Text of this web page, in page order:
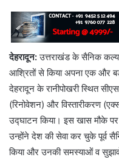
देहरादून:उत्तराखंड के सैनिक
आश्रितों से किया अपना एक और
देहरादून के रानीपोखरी स्थित
(रिनोवेशन) और विस्तारीकरण
उद्घाटन किया। इस खास मौके पर
उन्होंने देश की सेवा कर चुके पूर्व
किया और उनकी समस्याओं व